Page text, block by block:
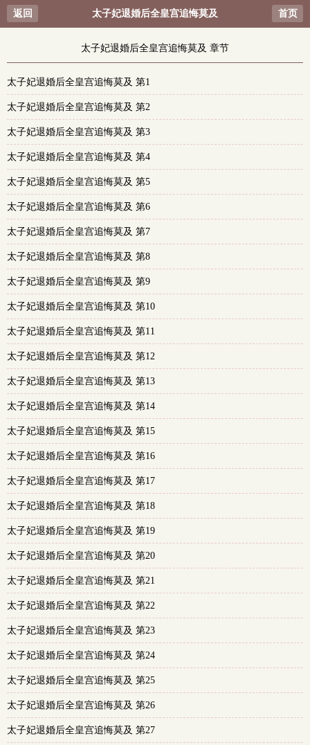
返回 太子妃退婚后全皇宫追悔莫及 首页
太子妃退婚后全皇宫追悔莫及 章节
太子妃退婚后全皇宫追悔莫及 第1
太子妃退婚后全皇宫追悔莫及 第2
太子妃退婚后全皇宫追悔莫及 第3
太子妃退婚后全皇宫追悔莫及 第4
太子妃退婚后全皇宫追悔莫及 第5
太子妃退婚后全皇宫追悔莫及 第6
太子妃退婚后全皇宫追悔莫及 第7
太子妃退婚后全皇宫追悔莫及 第8
太子妃退婚后全皇宫追悔莫及 第9
太子妃退婚后全皇宫追悔莫及 第10
太子妃退婚后全皇宫追悔莫及 第11
太子妃退婚后全皇宫追悔莫及 第12
太子妃退婚后全皇宫追悔莫及 第13
太子妃退婚后全皇宫追悔莫及 第14
太子妃退婚后全皇宫追悔莫及 第15
太子妃退婚后全皇宫追悔莫及 第16
太子妃退婚后全皇宫追悔莫及 第17
太子妃退婚后全皇宫追悔莫及 第18
太子妃退婚后全皇宫追悔莫及 第19
太子妃退婚后全皇宫追悔莫及 第20
太子妃退婚后全皇宫追悔莫及 第21
太子妃退婚后全皇宫追悔莫及 第22
太子妃退婚后全皇宫追悔莫及 第23
太子妃退婚后全皇宫追悔莫及 第24
太子妃退婚后全皇宫追悔莫及 第25
太子妃退婚后全皇宫追悔莫及 第26
太子妃退婚后全皇宫追悔莫及 第27